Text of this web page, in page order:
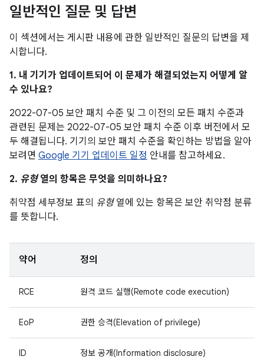
일반적인 질문 및 답변
이 섹션에서는 게시판 내용에 관한 일반적인 질문의 답변을 제
시합니다.
1. 내 기기가 업데이트되어 이 문제가 해결되었는지 어떻게 알
수 있나요?
2022-07-05 보안 패치 수준 및 그 이전의 모든 패치 수준과
관련된 문제는 2022-07-05 보안 패치 수준 이후 버전에서 모
두 해결됩니다. 기기의 보안 패치 수준을 확인하는 방법을 알아
보려면 Google 기기 업데이트 일정 안내를 참고하세요.
2. 유형열의 항목은 무엇을 의미하나요?
취약점 세부정보 표의 유형열에 있는 항목은 보안 취약점 분류
를 뜻합니다.
약어 정의
RCE 원격 코드 실행(Remote code execution)
EoP 권한 승격(Elevation of privilege)
ID 정보 공개(Information disclosure)